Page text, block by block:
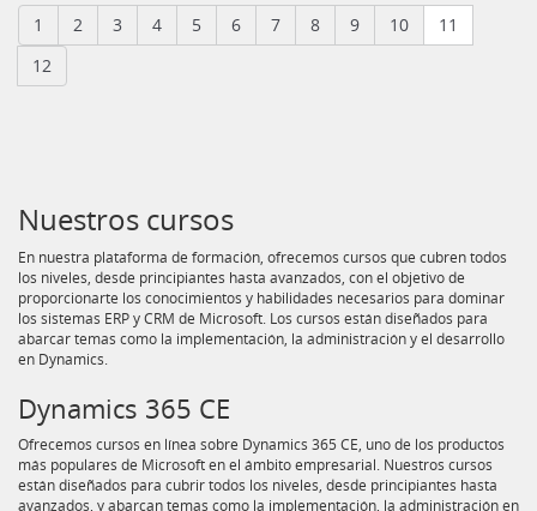
1 2 3 4 5 6 7 8 9 10
11
12
Nuestros cursos
En nuestra plataforma de formación, ofrecemos cursos que cubren todos
los niveles, desde principiantes hasta avanzados, con el objetivo de
proporcionarte los conocimientos y habilidades necesarios para dominar
los sistemas ERP y CRM de Microsoft. Los cursos están diseñados para
abarcar temas como la implementación, la administración y el desarrollo
en Dynamics.
Dynamics 365 CE
Ofrecemos cursos en línea sobre Dynamics 365 CE, uno de los productos
más populares de Microsoft en el ámbito empresarial. Nuestros cursos
están diseñados para cubrir todos los niveles, desde principiantes hasta
avanzados, y abarcan temas como la implementación, la administración en